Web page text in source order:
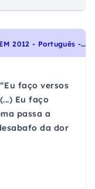
U
EM 2012, UEM 2012, UEM 2012 - Português - Interpretação de Textos, Noções Gerais de Compreensão e Interpretação de Texto
faço versos
Eu faço
passa a
da dor